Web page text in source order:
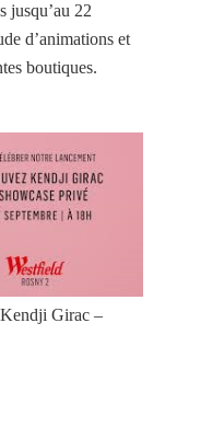
jusqu’au 22
d’animations et
boutiques.
Girac –